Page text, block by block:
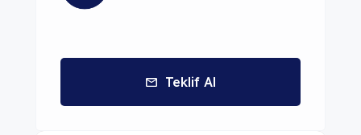
Teklif Al